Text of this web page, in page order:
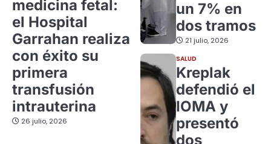
medicina fetal:
el Hospital
Garrahan realiza
con éxito su
primera
transfusión
intrauterina
26 julio, 2026
un 7% en
dos tramos
21 julio, 2026
SALUD
Kreplak
defendió el
IOMA y
presentó
dos